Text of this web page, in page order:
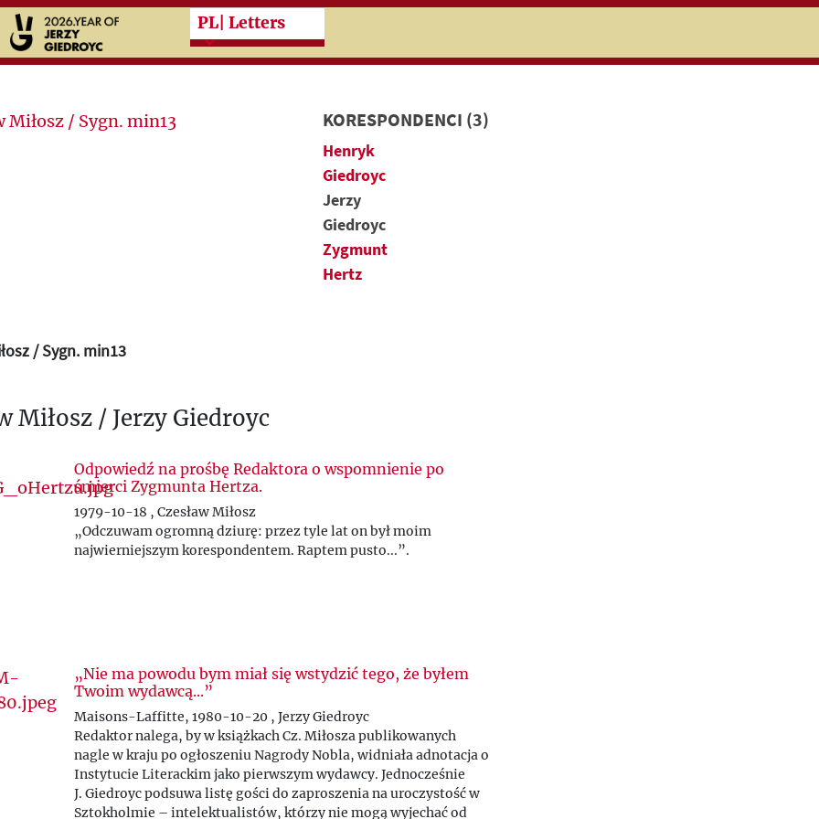
Przeskocz do treści zasadniczej
PL | Letters
/ Sygn. min13
KORESPONDENCI (3)
Henryk
Giedroyc
Jerzy
Giedroyc
Zygmunt
Hertz
Miłosz / Jerzy Giedroyc
Odpowiedź na prośbę Redaktora o wspomnienie po
śmierci Zygmunta Hertza.
1979-10-18 , Czesław Miłosz
„Odczuwam ogromną dziurę: przez tyle lat on był moim
najwierniejszym korespondentem. Raptem pusto...”.
„Nie ma powodu bym miał się wstydzić tego, że byłem
Twoim wydawcą...”
Maisons-Laffitte, 1980-10-20 , Jerzy Giedroyc
Redaktor nalega, by w książkach Cz. Miłosza publikowanych
nagle w kraju po ogłoszeniu Nagrody Nobla, widniała adnotacja o
Instytucie Literackim jako pierwszym wydawcy. Jednocześnie
J. Giedroyc podsuwa listę gości do zaproszenia na uroczystość w
Sztokholmie – intelektualistów, którzy nie mogą wyjechać od